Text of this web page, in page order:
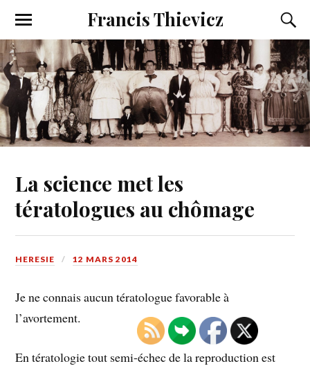
Francis Thievicz
La science met les
tératologues au chômage
HERESIE 12 MARS 2014
Je ne connais aucun tératologue favorable à
l’avortement.
En tératologie tout semi-échec de la reproduction est